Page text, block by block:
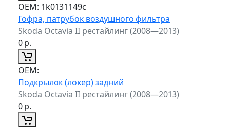
ОЕМ: 1k0131149c
Гофра, патрубок воздушного фильтра
Skoda Octavia II рестайлинг (2008—2013)
0р.
ОЕМ:
Подкрылок (локер) задний
Skoda Octavia II рестайлинг (2008—2013)
0р.